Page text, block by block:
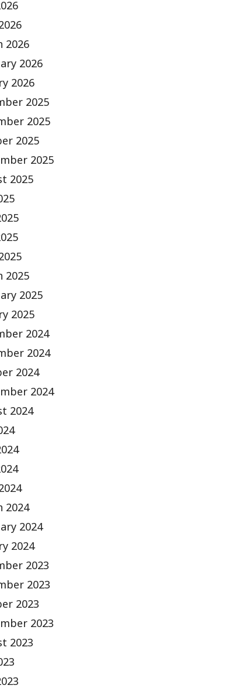
2026
2026
2026
2025
2025
2025
2025
2025
2025
2025
2025
2024
2024
2024
2024
2024
2024
2024
2024
2023
2023
2023
2023
2023